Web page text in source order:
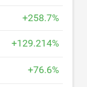
+258.7%
+129.214%
+76.6%